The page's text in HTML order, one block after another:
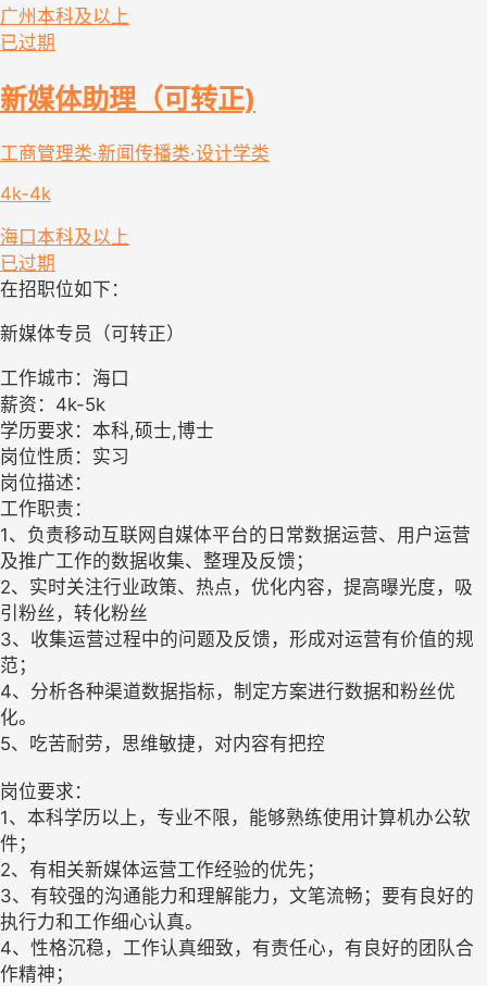
广州 本科及以上
已过期
新媒体助理（可转正)
工商管理类·新闻传播类·设计学类
4k-4k
海口本科及以上
已过期
在招职位如下：
新媒体专员（可转正）
工作城市：海口
薪资：4k-5k
学历要求：本科,硕士,博士
岗位性质：实习
岗位描述：
工作职责：
1、负责移动互联网自媒体平台的日常数据运营、用户运营
及推广工作的数据收集、整理及反馈；
2、实时关注行业政策、热点，优化内容，提高曝光度，吸
引粉丝，转化粉丝
3、收集运营过程中的问题及反馈，形成对运营有价值的规
范；
4、分析各种渠道数据指标，制定方案进行数据和粉丝优
化。
5、吃苦耐劳，思维敏捷，对内容有把控
岗位要求：
1、本科学历以上，专业不限，能够熟练使用计算机办公软
件；
2、有相关新媒体运营工作经验的优先；
3、有较强的沟通能力和理解能力，文笔流畅；要有良好的
执行力和工作细心认真。
4、性格沉稳，工作认真细致，有责任心，有良好的团队合
作精神；